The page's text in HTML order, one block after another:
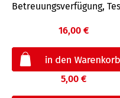
Betreuungsverfügung,
16,00 €
5,00 €